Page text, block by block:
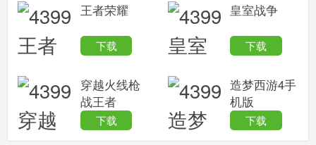
王者荣耀
下载
皇室战争
下载
穿越火线枪
战王者
下载
造梦西游4手
机版
下载